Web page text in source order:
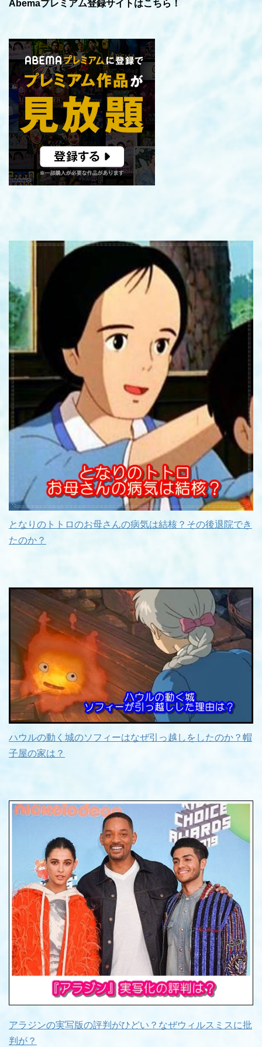
Abemaプレミアム登録サイトはこちら！
となりのトトロのお母さんの病気は結核？その後退院でき
たのか？
ハウルの動く城のソフィーはなぜ引っ越しをしたのか？帽
子屋の家は？
アラジンの実写版の評判がひどい？なぜウィルスミスに批
判が？